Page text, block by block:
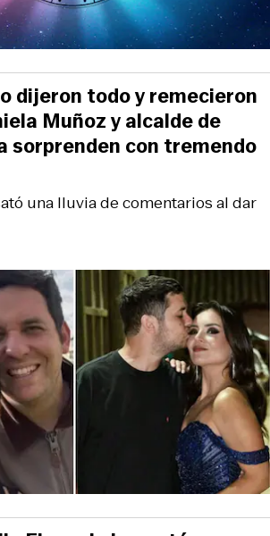
una lluvia de comentarios al dar
dijeron todo y remecieron
Muñoz y alcalde de
sorprenden con tremendo